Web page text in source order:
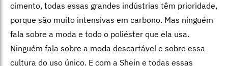
cimento, todas essas grandes indústrias têm prioridade,
porque são muito intensivas em carbono. Mas ninguém
fala sobre a moda e todo o poliéster que ela usa.
Ninguém fala sobre a moda descartável e sobre essa
cultura do uso único. E com a Shein e todas essas